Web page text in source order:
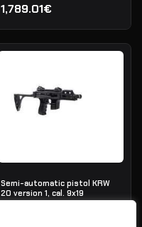
1,789.01€
Semi-automatic pistol KRW
20 version 1, cal. 9x19